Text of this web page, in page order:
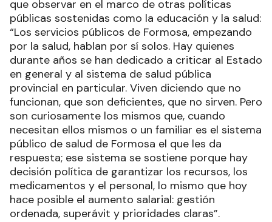
que observar en el marco de otras políticas
públicas sostenidas como la educación y la salud:
“Los servicios públicos de Formosa, empezando
por la salud, hablan por sí solos. Hay quienes
durante años se han dedicado a criticar al Estado
en general y al sistema de salud pública
provincial en particular. Viven diciendo que no
funcionan, que son deficientes, que no sirven. Pero
son curiosamente los mismos que, cuando
necesitan ellos mismos o un familiar es el sistema
público de salud de Formosa el que les da
respuesta; ese sistema se sostiene porque hay
decisión política de garantizar los recursos, los
medicamentos y el personal, lo mismo que hoy
hace posible el aumento salarial: gestión
ordenada, superávit y prioridades claras”.